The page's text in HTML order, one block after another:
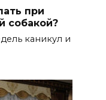
при
собакой?
каникул и